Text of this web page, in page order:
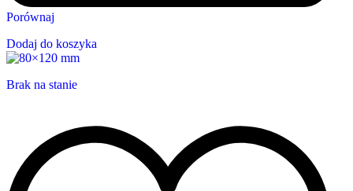
Porównaj
Dodaj do koszyka
Brak na stanie